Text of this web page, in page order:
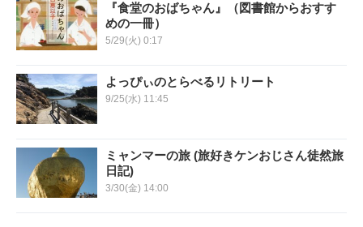
『食堂のおばちゃん』（図書館からおすす
めの一冊）
5/29(火) 0:17
よっぴぃのとらべるリトリート
9/25(水) 11:45
ミャンマーの旅 (旅好きケンおじさん徒然旅
日記)
3/30(金) 14:00